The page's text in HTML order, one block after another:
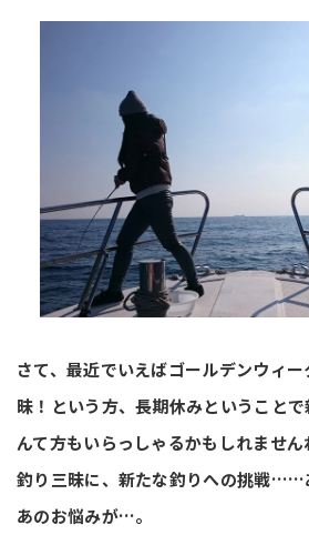
さて、最近でいえばゴールデンウィ
昧！という方、長期休みということ
んて方もいらっしゃるかもしれません
釣り三昧に、新たな釣りへの挑戦……
あのお悩みが…。